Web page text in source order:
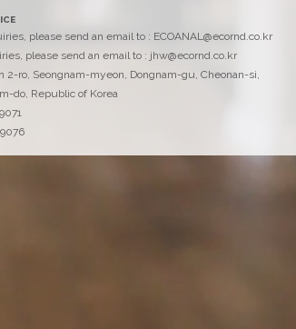
서치
는 에코리서치입니다.. MSDS 및 시약정보요약서 다운로드
please send an email to : ECOANAL@ecornd.co.kr
please send an email to : jhw@ecornd.co.kr
2-ro, Seongnam-myeon, Dongnam-gu, Cheonan-si,
do, Republic of Korea